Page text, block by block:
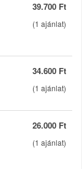
39.700 Ft
(1 ajánlat)
34.600 Ft
(1 ajánlat)
26.000 Ft
(1 ajánlat)